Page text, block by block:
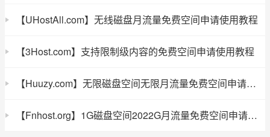
【UHostAll.com】无线磁盘月流量免费空间申请使用教程
【3Host.com】支持限制级内容的免费空间申请使用教程
【Huuzy.com】无限磁盘空间无限月流量免费空间申请使用教程
【Fnhost.org】1G磁盘空间2022G月流量免费空间申请使用教程